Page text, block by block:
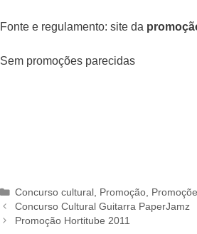
Fonte e regulamento: site da
Sem promoções parecidas
Categorias
Concurso cultural Promoção
Concurso Cultural Guitarra PaperJamz
Promoção Hortitube 2011